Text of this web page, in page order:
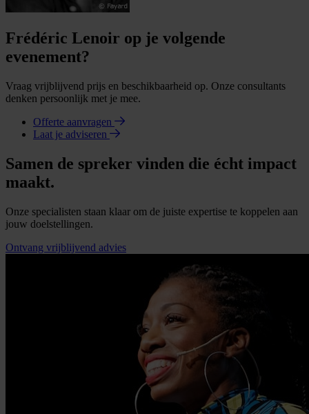
Frédéric Lenoir op je volgende
evenement?
Vraag vrijblijvend prijs en beschikbaarheid op. Onze consultants
denken persoonlijk met je mee.
Offerte aanvragen
Laat je adviseren
Samen de spreker vinden die écht impact
maakt.
Onze specialisten staan klaar om de juiste expertise te koppelen aan
jouw doelstellingen.
Ontvang vrijblijvend advies